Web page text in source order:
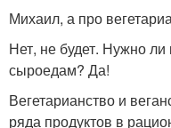
Михаил, а про
Нет, не будет. Нужно ли
сыроедам? Да!
Вегетарианство и
ряда продуктов в